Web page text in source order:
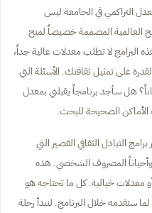
التراكمي في الجامعة ليس
العالمية المصممة خصيصاً لمنح
لا تطلب معدلات عالية جداً،
على تمثيل ثقافتك. الأسئلة التي
هل سأجد برنامجاً يقبلني بمعدل
الأماكن الصحيحة للبحث.
التبادل الثقافي القصير التي
وأحياناً المصروف الشخصي. هذه
معدلات خيالية. كل ما تحتاجه هو
ستقدمه خلال البرنامج. لنبدأ رحلة